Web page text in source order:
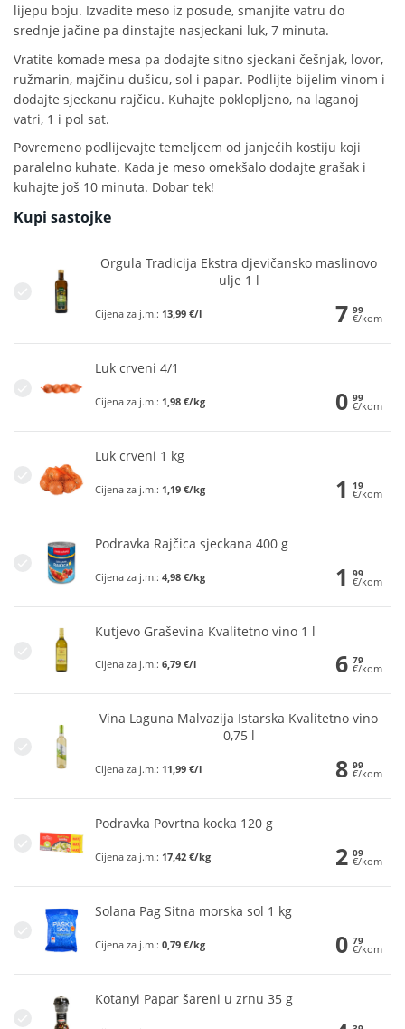
lijepu boju. Izvadite meso iz posude, smanjite vatru do
srednje jačine pa dinstajte nasjeckani luk, 7 minuta.
Vratite komade mesa pa dodajte sitno sjeckani češnjak, lovor,
ružmarin, majčinu dušicu, sol i papar. Podlijte bijelim vinom i
dodajte sjeckanu rajčicu. Kuhajte poklopljeno, na laganoj
vatri, 1 i pol sat.
Povremeno podlijevajte temeljcem od janjećih kostiju koji
paralelno kuhate. Kada je meso omekšalo dodajte grašak i
kuhajte još 10 minuta. Dobar tek!
Kupi sastojke
Orgula Tradicija Ekstra djevičansko maslinovo
ulje 1 l
Cijena za j.m.: 13,99 €/l 7 99
€/kom
Luk crveni 4/1
Cijena za j.m.: 1,98 €/kg 0 99
€/kom
Luk crveni 1 kg
Cijena za j.m.: 1,19 €/kg 1 19
€/kom
Podravka Rajčica sjeckana 400 g
Cijena za j.m.: 4,98 €/kg 1 99
€/kom
Kutjevo Graševina Kvalitetno vino 1 l
Cijena za j.m.: 6,79 €/l 6 79
€/kom
Vina Laguna Malvazija Istarska Kvalitetno vino
0,75 l
Cijena za j.m.: 11,99 €/l 8 99
€/kom
Podravka Povrtna kocka 120 g
Cijena za j.m.: 17,42 €/kg 2 09
€/kom
Solana Pag Sitna morska sol 1 kg
Cijena za j.m.: 0,79 €/kg 0 79
€/kom
Kotanyi Papar šareni u zrnu 35 g